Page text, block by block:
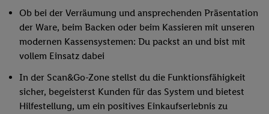
Ob bei der Verräumung und ansprechenden Präsentation
der Ware, beim Backen oder beim Kassieren mit unseren
modernen Kassensystemen: Du packst an und bist mit
vollem Einsatz dabei
In der Scan&Go-Zone stellst du die Funktionsfähigkeit
sicher, begeisterst Kunden für das System und bietest
Hilfestellung, um ein positives Einkaufserlebnis zu